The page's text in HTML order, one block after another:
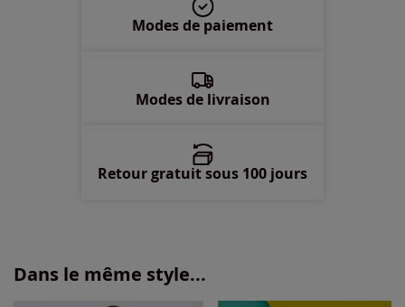
Modes de paiement
Modes de livraison
Retour gratuit sous 100 jours
Dans le même style...